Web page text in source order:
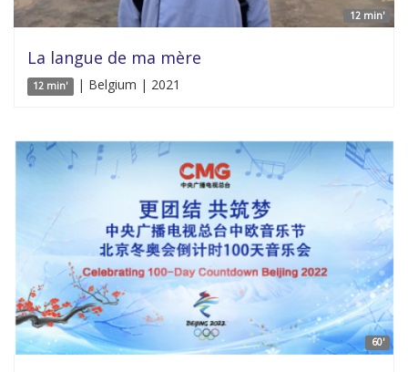
12 min'
La langue de ma mère
12 min' | Belgium | 2021
60'